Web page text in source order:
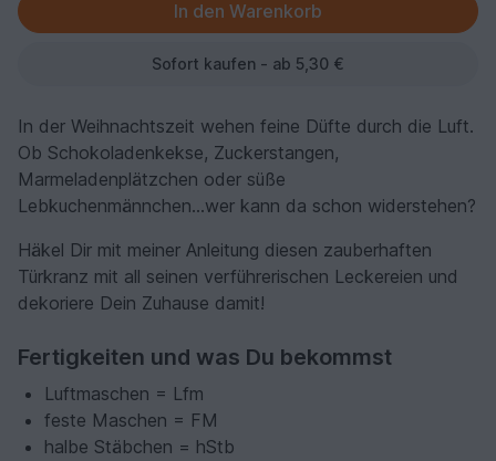
Sofort kaufen - ab 5,30 €
In der Weihnachtszeit wehen feine Düfte durch die Luft.
Ob Schokoladenkekse, Zuckerstangen,
Marmeladenplätzchen oder süße
Lebkuchenmännchen...wer kann da schon widerstehen?
Häkel Dir mit meiner Anleitung diesen zauberhaften
Türkranz mit all seinen verführerischen Leckereien und
dekoriere Dein Zuhause damit!
Fertigkeiten und was Du bekommst
Luftmaschen = Lfm
feste Maschen = FM
halbe Stäbchen = hStb